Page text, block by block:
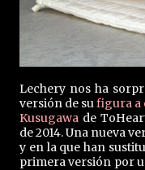
Lechery nos ha
versión de sufigura a
Kusugawa de
de 2014. Una nueva
y en la que han
primera versión por